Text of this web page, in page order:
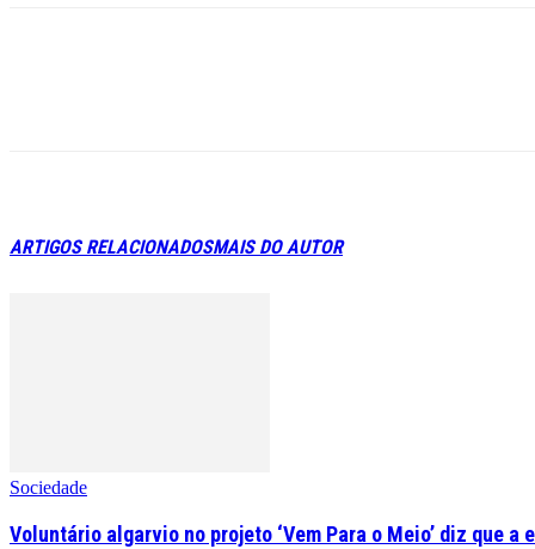
ARTIGOS RELACIONADOSMAIS DO AUTOR
Sociedade
Voluntário algarvio no projeto ‘Vem Para o Meio’ diz que